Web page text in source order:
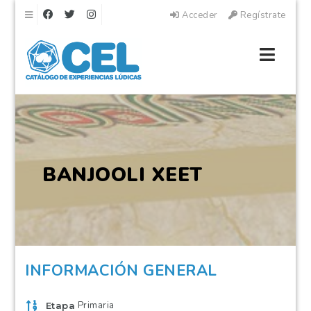
Navegación Acceder Regístrate
BANJOOLI XEET
INFORMACIÓN GENERAL
Etapa Primaria